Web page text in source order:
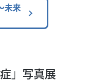
未来
」写真展